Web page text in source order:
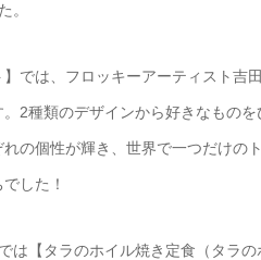
。
では、フロッキーアーティスト吉
2種類のデザインから好きなもの
の個性が輝き、世界で一つだけの
した！
は【タラのホイル焼き定食（タラ